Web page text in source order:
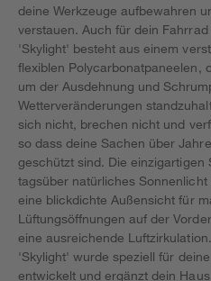
deine Werkzeuge aufbewahren
verstauen. Auch für dein
'Skylight' besteht aus einem
flexiblen Polycarbonatpaneelen,
um der Ausdehnung und
Wetterveränderungen
sich nicht, brechen nicht und
so dass deine Sachen über
geschützt sind. Die einzigartigen
tagsüber natürliches
eine blickdichte Außensicht für
Lüftungsöffnungen auf der
eine ausreichende
'Skylight' wurde speziell für
entwickelt und ergänzt dein